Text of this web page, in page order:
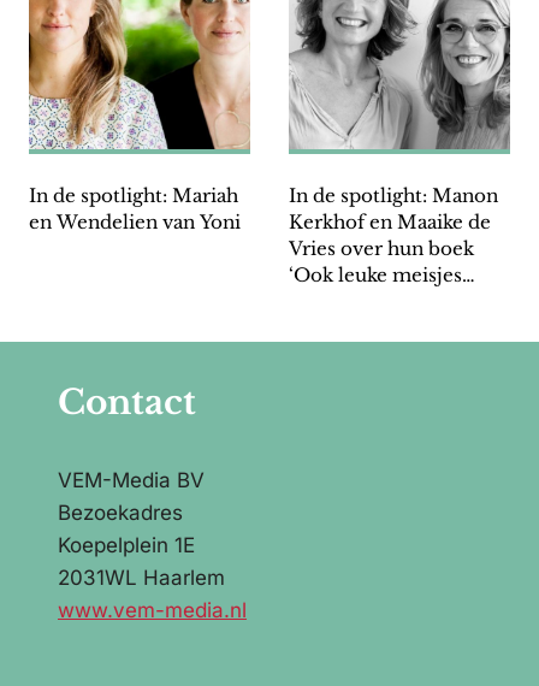
In de spotlight: Mariah
en Wendelien van Yoni
In de spotlight: Manon
Kerkhof en Maaike de
Vries over hun boek
‘Ook leuke meisjes
Contact
VEM-Media BV
Bezoekadres
Koepelplein 1E
2031WL Haarlem
www.vem-media.nl